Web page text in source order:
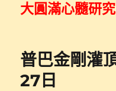
大圓滿心髓研
普巴金剛灌
27日